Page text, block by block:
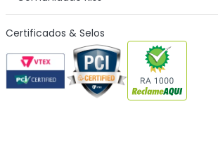
Certificados & Selos